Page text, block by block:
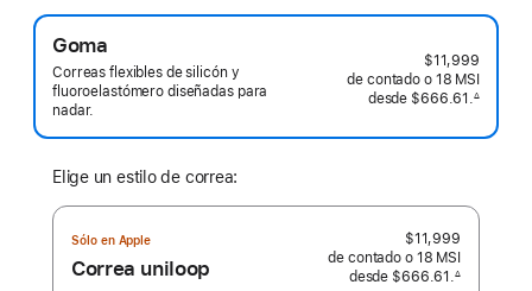
Goma
Correas flexibles de silicón y
fluoroelastómero diseñadas para
nadar.
$11,999
de contado o 18 MSI
desde $666.61.∆
Elige un estilo de correa:
Sólo en Apple
Correa uniloop
$11,999
de contado o 18 MSI
desde $666.61.∆